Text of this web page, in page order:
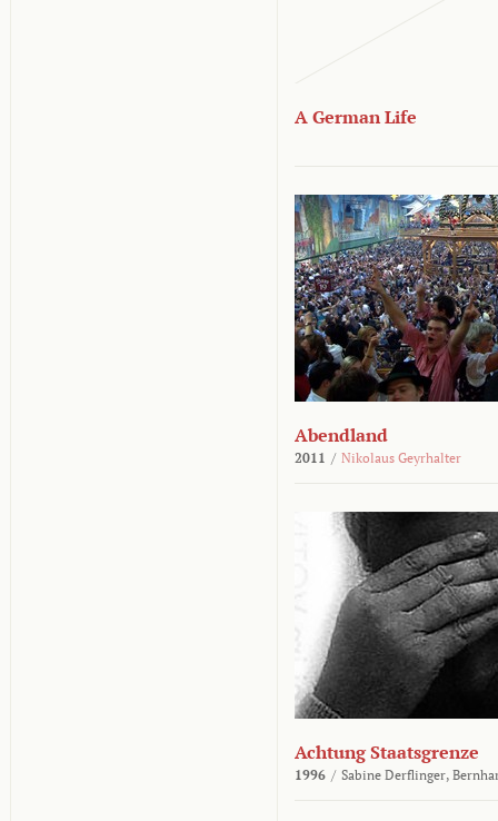
A German Life
Abendland
2011 / Nikolaus Geyrhalter
Achtung Staatsgrenze
1996 / Sabine Derflinger,